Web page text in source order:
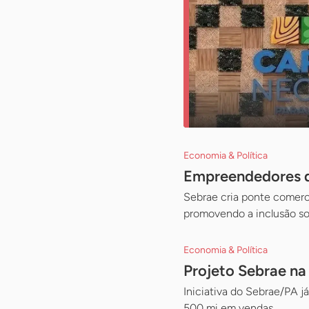
Economia & Política
Empreendedores
Sebrae cria ponte
promovendo a inclusão
Economia & Política
Projeto Sebrae
Iniciativa do Sebrae/PA